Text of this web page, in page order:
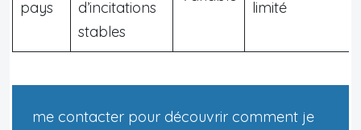
pays
d’incitations
stables
limité
me contacter pour découvrir comment je